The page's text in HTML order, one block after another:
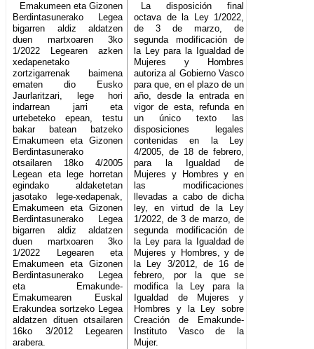
Emakumeen eta Gizonen
Berdintasunerako Legea
bigarren aldiz aldatzen
duen martxoaren 3ko
1/2022 Legearen azken
xedapenetako
zortzigarrenak baimena
ematen dio Eusko
Jaurlaritzari, lege hori
indarrean jarri eta
urtebeteko epean, testu
bakar batean batzeko
Emakumeen eta Gizonen
Berdintasunerako
otsailaren 18ko 4/2005
Legean eta lege horretan
egindako aldaketetan
jasotako lege-xedapenak,
Emakumeen eta Gizonen
Berdintasunerako Legea
bigarren aldiz aldatzen
duen martxoaren 3ko
1/2022 Legearen eta
Emakumeen eta Gizonen
Berdintasunerako Legea
eta Emakunde-
Emakumearen Euskal
Erakundea sortzeko Legea
aldatzen dituen otsailaren
16ko 3/2012 Legearen
arabera.
La disposición final
octava de la Ley 1/2022,
de 3 de marzo, de
segunda modificación de
la Ley para la Igualdad de
Mujeres y Hombres
autoriza al Gobierno Vasco
para que, en el plazo de un
año, desde la entrada en
vigor de esta, refunda en
un único texto las
disposiciones legales
contenidas en la Ley
4/2005, de 18 de febrero,
para la Igualdad de
Mujeres y Hombres y en
las modificaciones
llevadas a cabo de dicha
ley, en virtud de la Ley
1/2022, de 3 de marzo, de
segunda modificación de
la Ley para la Igualdad de
Mujeres y Hombres, y de
la Ley 3/2012, de 16 de
febrero, por la que se
modifica la Ley para la
Igualdad de Mujeres y
Hombres y la Ley sobre
Creación de Emakunde-
Instituto Vasco de la
Mujer.